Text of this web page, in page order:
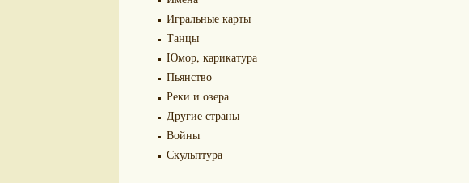
Игральные карты
Танцы
Юмор, карикатура
Пьянство
Реки и озера
Другие страны
Войны
Скульптура